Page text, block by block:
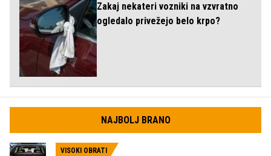
Zakaj nekateri vozniki na vzvratno
ogledalo privežejo belo krpo?
NAJBOLJ BRANO
VISOKI OBRATI